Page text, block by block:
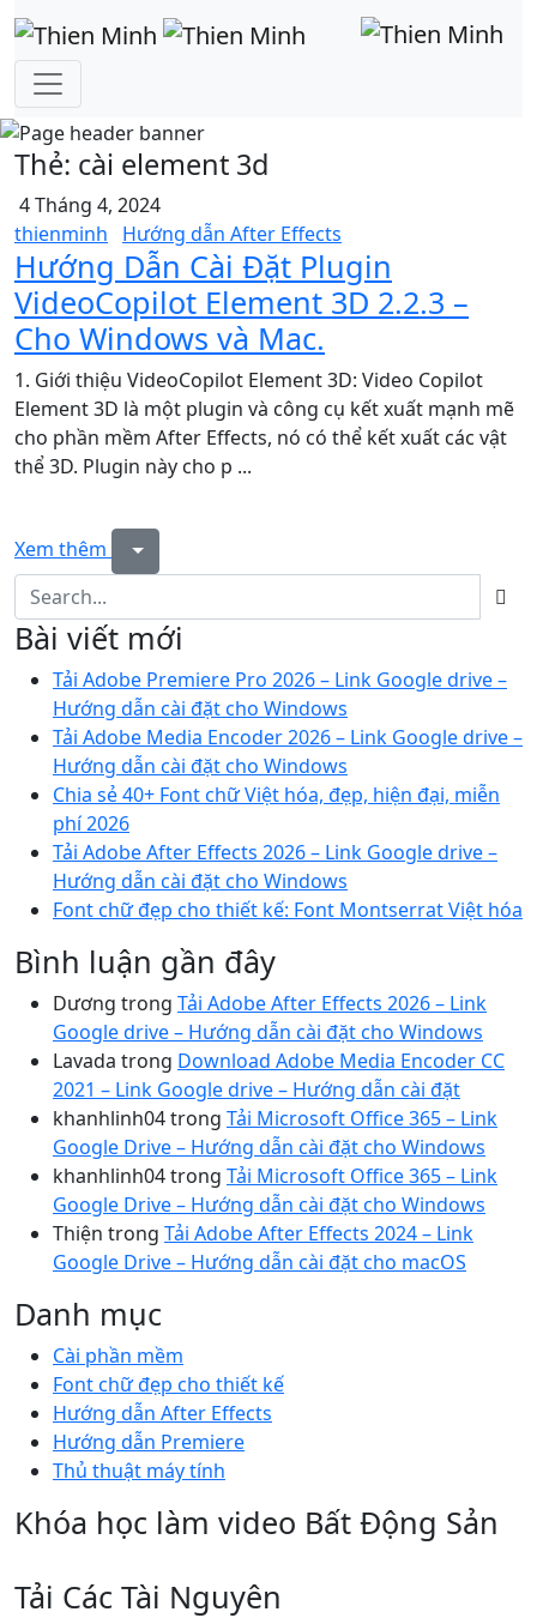
Thẻ: cài element 3d
4 Tháng 4, 2024
thienminh
Hướng dẫn After Effects
Hướng Dẫn Cài Đặt Plugin
VideoCopilot Element 3D 2.2.3 –
Cho Windows và Mac.
1. Giới thiệu VideoCopilot Element 3D: Video Copilot
Element 3D là một plugin và công cụ kết xuất mạnh mẽ
cho phần mềm After Effects, nó có thể kết xuất các vật
thể 3D. Plugin này cho p ...
Xem thêm
Bài viết mới
Tải Adobe Premiere Pro 2026 – Link Google drive –
Hướng dẫn cài đặt cho Windows
Tải Adobe Media Encoder 2026 – Link Google drive –
Hướng dẫn cài đặt cho Windows
Chia sẻ 40+ Font chữ Việt hóa, đẹp, hiện đại, miễn
phí 2026
Tải Adobe After Effects 2026 – Link Google drive –
Hướng dẫn cài đặt cho Windows
Font chữ đẹp cho thiết kế: Font Montserrat Việt hóa
Bình luận gần đây
Dương trong Tải Adobe After Effects 2026 – Link
Google drive – Hướng dẫn cài đặt cho Windows
Lavada trong Download Adobe Media Encoder CC
2021 – Link Google drive – Hướng dẫn cài đặt
khanhlinh04trong Tải Microsoft Office 365 – Link
Google Drive – Hướng dẫn cài đặt cho Windows
khanhlinh04trong Tải Microsoft Office 365 – Link
Google Drive – Hướng dẫn cài đặt cho Windows
Thiện trong Tải Adobe After Effects 2024 – Link
Google Drive – Hướng dẫn cài đặt cho macOS
Danh mục
Cài phần mềm
Font chữ đẹp cho thiết kế
Hướng dẫn After Effects
Hướng dẫn Premiere
Thủ thuật máy tính
Khóa học làm video Bất Động Sản
Tải Các Tài Nguyên